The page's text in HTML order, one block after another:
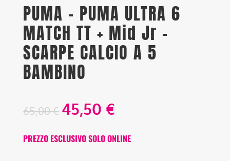
PUMA – PUMA ULTRA 6
MATCH TT + Mid Jr –
SCARPE CALCIO A 5
BAMBINO
65,00€ 45,50 €
PREZZO ESCLUSIVO SOLO ONLINE